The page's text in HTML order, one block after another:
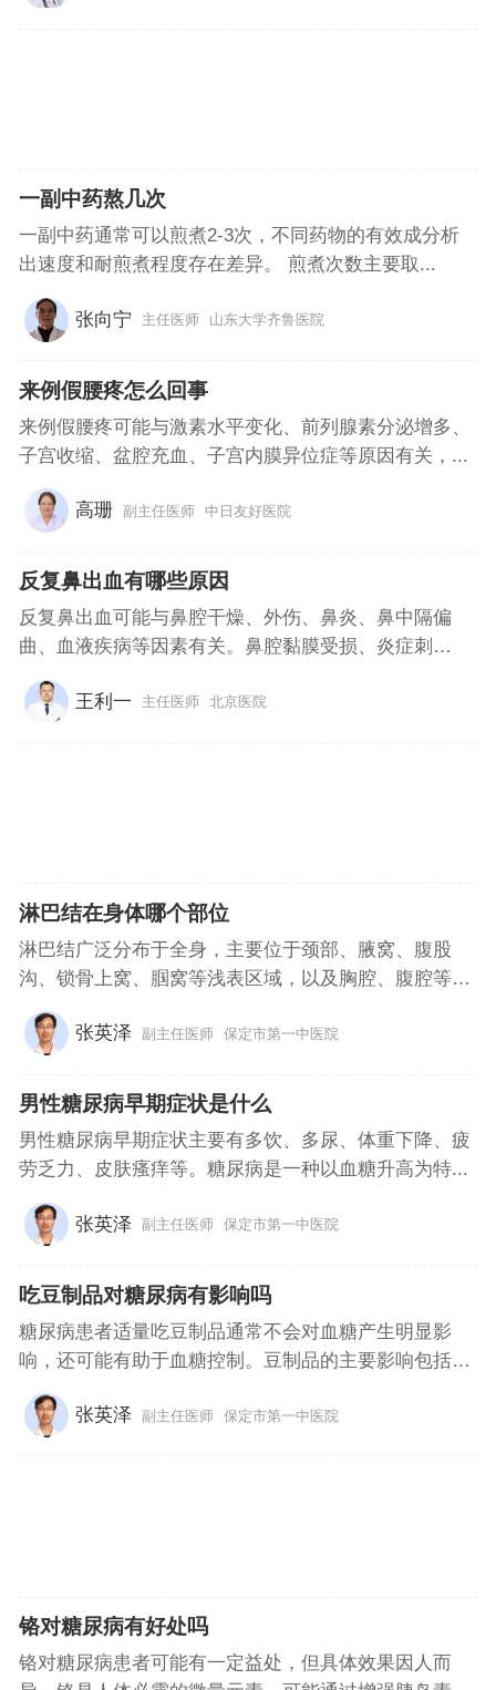
一副中药熬几次
一副中药通常可以煎煮2-3次，不同药物的有效成分析
出速度和耐煎煮程度存在差异。 煎煮次数主要取...
张向宁 主任医师 山东大学齐鲁医院
来例假腰疼怎么回事
来例假腰疼可能与激素水平变化、前列腺素分泌增多、
子宫收缩、盆腔充血、子宫内膜异位症等原因有关，...
高珊 副主任医师 中日友好医院
反复鼻出血有哪些原因
反复鼻出血可能与鼻腔干燥、外伤、鼻炎、鼻中隔偏
曲、血液疾病等因素有关。鼻腔黏膜受损、炎症刺
激、...
王利一
主任医师 北京医院
淋巴结在身体哪个部位
淋巴结广泛分布于全身，主要位于颈部、腋窝、腹股
沟、锁骨上窝、腘窝等浅表区域，以及胸腔、腹腔等
深...
张英泽
副主任医师 保定市第一中医院
男性糖尿病早期症状是什么
男性糖尿病早期症状主要有多饮、多尿、体重下降、疲
劳乏力、皮肤瘙痒等。糖尿病是一种以血糖升高为特...
张英泽 副主任医师 保定市第一中医院
吃豆制品对糖尿病有影响吗
糖尿病患者适量吃豆制品通常不会对血糖产生明显影
响，还可能有助于血糖控制。豆制品的主要影响包括
提...
张英泽
副主任医师 保定市第一中医院
铬对糖尿病有好处吗
铬对糖尿病患者可能有一定益处，但具体效果因人而